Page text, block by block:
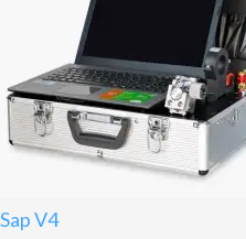
Sap V4